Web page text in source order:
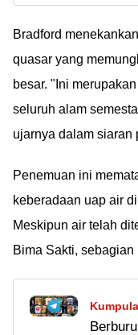
Sekarang
mimin
Bradford
quasar yang
besar. "Ini
seluruh alam
ujarnya dalam siaran
Penemuan ini
keberadaan uap air
Meskipun air telah
Bima Sakti,
Film